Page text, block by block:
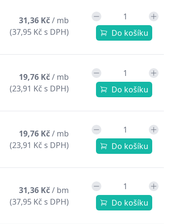
31,36 Kč/ mb
(37,95 Kč s DPH)
Do košíku
19,76 Kč/ mb
(23,91 Kč s DPH)
Do košíku
19,76 Kč/ mb
(23,91 Kč s DPH)
Do košíku
31,36 Kč/ bm
(37,95 Kč s DPH)
Do košíku